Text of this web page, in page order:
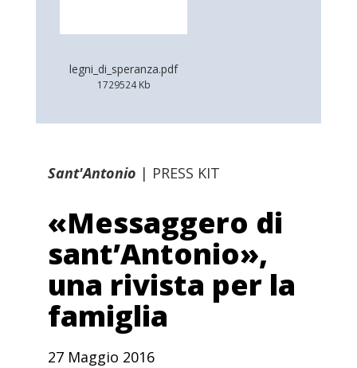
legni_di_speranza.pdf
1729524 Kb
Sant'Antonio | PRESS KIT
«Messaggero di
sant’Antonio»,
una rivista per la
famiglia
27 Maggio 2016